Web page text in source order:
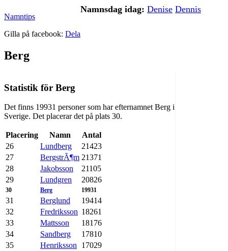
Namntips
Gilla på facebook: Dela
Namnsdag idag: Denise Dennis
Berg
Statistik för Berg
Det finns 19931 personer som har efternamnet Berg i
Sverige. Det placerar det på plats 30.
Placering Namn
Antal
26
Lundberg
21423
27
BergstrÃ¶m 21371
28
Jakobsson
21105
29
Lundgren 20826
30 Berg 19931
31 Berglund
19414
32
Fredriksson 18261
33
Mattsson
18176
34
Sandberg
17810
35
Henriksson 17029